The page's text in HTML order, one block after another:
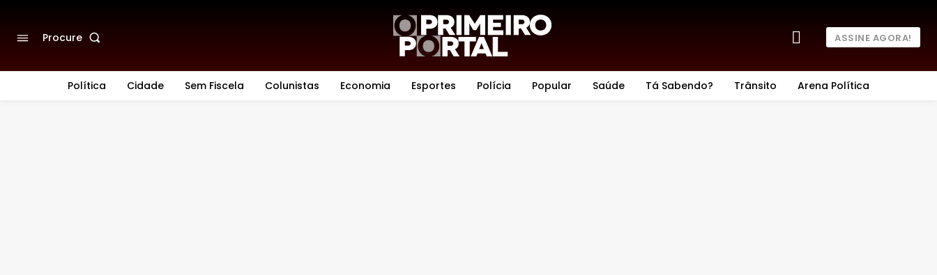
Procure ASSINE AGORA!
Política Cidade Sem Fiscela Colunistas Economia Esportes Polícia Popular Saúde Tá Sabendo? Trânsito Arena Política